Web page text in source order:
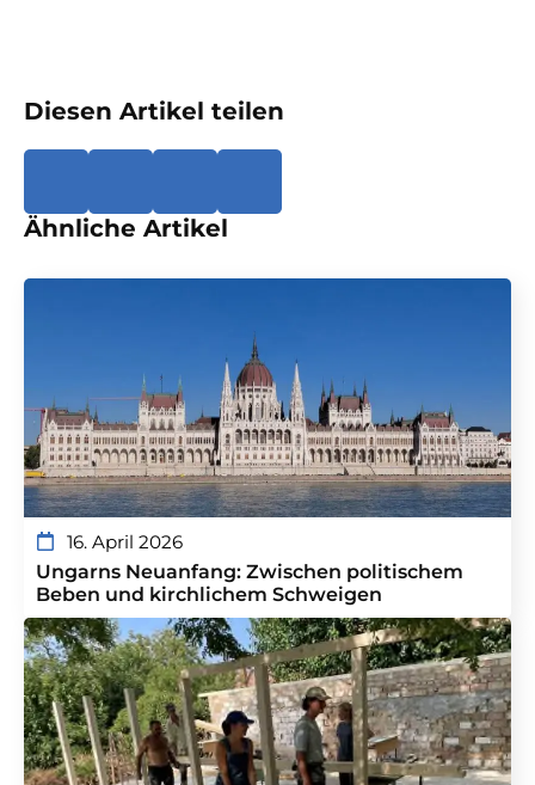
Diesen Artikel teilen
Ähnliche Artikel
16. April 2026
Ungarns Neuanfang: Zwischen politischem
Beben und kirchlichem Schweigen